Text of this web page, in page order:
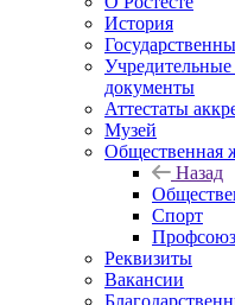
История
документы
Аттестаты
Музей
Общественная
Назад
Спорт
Профсоюз
Реквизиты
Вакансии